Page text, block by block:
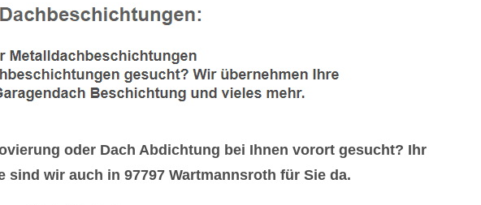
oder Dach Abdichtung bei Ihnen vorort gesucht? Ihr
wir auch in 97797 Wartmannsroth für Sie da.